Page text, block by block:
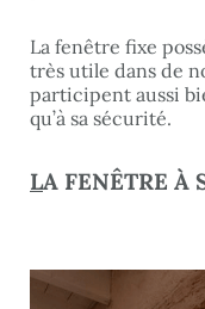
La fenêtre fixe
très utile dans de
participent aussi
qu’à sa sécurité.
LA FENÊTRE À